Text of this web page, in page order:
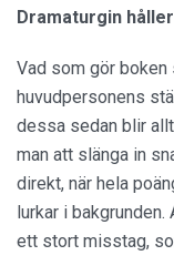
Dramaturgin
Vad som gör
huvudpersonens
dessa sedan blir
man att slänga in
direkt, när hela
lurkar i
ett stort misstag,